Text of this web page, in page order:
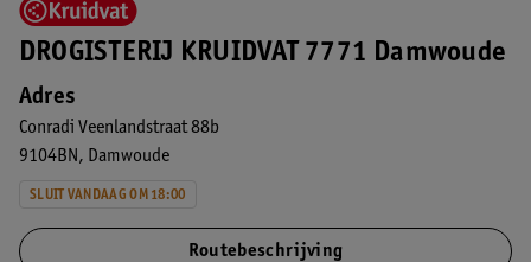
DROGISTERIJ KRUIDVAT 7771 Damwoude
Adres
Conradi Veenlandstraat 88b
9104BN
Damwoude
SLUIT VANDAAG OM 18:00
Routebeschrijving